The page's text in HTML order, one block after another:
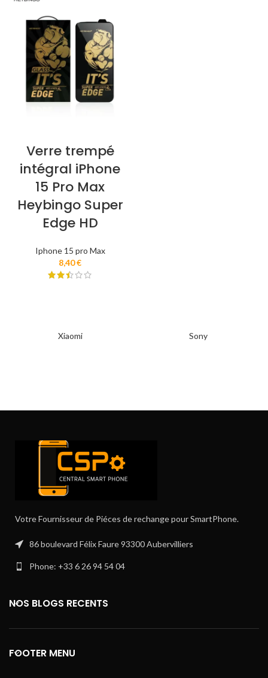
Verre trempé
intégral iPhone
15 Pro Max
Heybingo Super
Edge HD
Iphone 15 pro Max
8,40€
Xiaomi Sony
Votre Fournisseur de Piéces de rechange pour SmartPhone.
86 boulevard Félix Faure 93300 Aubervilliers
Phone: +33 6 26 94 54 04
NOS BLOGS RECENTS
FOOTER MENU